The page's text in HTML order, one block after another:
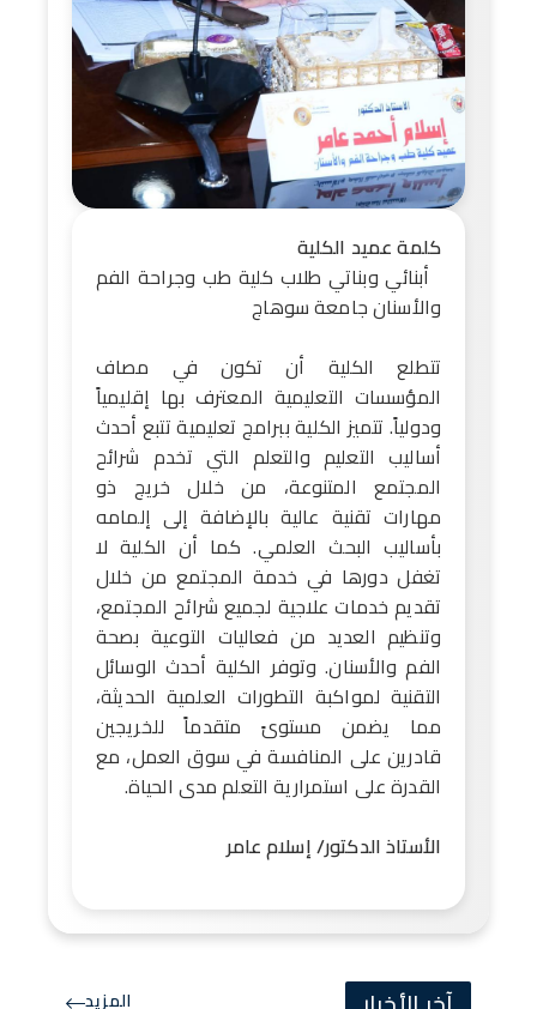
كلمة عميد الكلية
أبنائي وبناتي طلاب كلية طب وجراحة الفم
والأسنان جامعة سوهاج
تتطلع الكلية أن تكون في مصاف
المؤسسات التعليمية المعترف بها إقليمياً
ودولياً. تتميز الكلية ببرامج تعليمية تتبع أحدث
أساليب التعليم والتعلم التي تخدم شرائح
المجتمع المتنوعة، من خلال خريج ذو
مهارات تقنية عالية بالإضافة إلى إلمامه
بأساليب البحث العلمي. كما أن الكلية لا
تغفل دورها في خدمة المجتمع من خلال
تقديم خدمات علاجية لجميع شرائح المجتمع،
وتنظيم العديد من فعاليات التوعية بصحة
الفم والأسنان. وتوفر الكلية أحدث الوسائل
التقنية لمواكبة التطورات العلمية الحديثة،
مما يضمن مستوىً متقدماً للخريجين
قادرين على المنافسة في سوق العمل، مع
القدرة على استمرارية التعلم مدى الحياة.
الأستاذ الدكتور/ إسلام عامر
المزيد